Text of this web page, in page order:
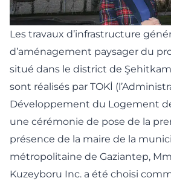
Les travaux d’infrastructure
d’aménagement paysager du
situé dans le district de
sont réalisés par TOKİ
Développement du Logement
une cérémonie de pose de la
présence de la maire de la
métropolitaine de Gaziantep,
Kuzeyboru Inc. a été choisi